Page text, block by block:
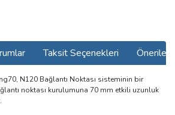
Taksit Seçenekleri
N120 Bağlantı Noktası sisteminin bir
noktası kurulumuna 70 mm etkili uzunluk